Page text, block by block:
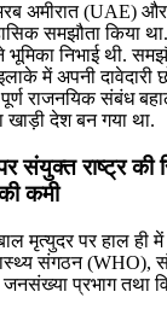
अमीरात (UAE) और
समझौता किया
भूमिका निभाई थी.
में अपनी दावेदारी
राजनयिक संबंध
खाड़ी देश बन गया था.
संयुक्‍त राष्‍ट्र की
कमी
मृत्‍युदर पर हाल ही में
संगठन (WHO),
जनसंख्‍या प्रभाग तथा